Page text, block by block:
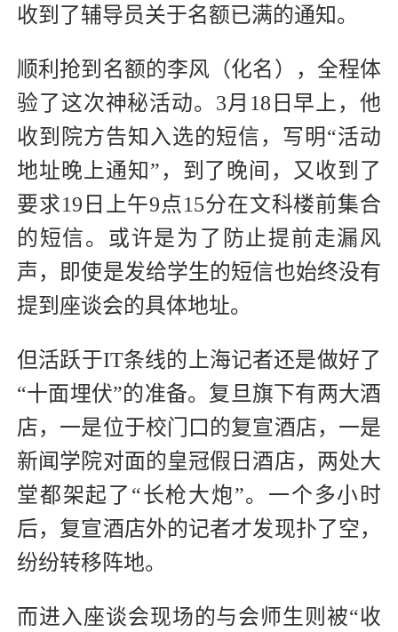
收到了辅导员关于名额已满的通知。
顺利抢到名额的李风（化名），全程体
验了这次神秘活动。3月18日早上，他
收到院方告知入选的短信，写明“活动
地址晚上通知”，到了晚间，又收到了
要求19日上午9点15分在文科楼前集合
的短信。或许是为了防止提前走漏风
声，即使是发给学生的短信也始终没有
提到座谈会的具体地址。
但活跃于IT条线的上海记者还是做好了
“十面埋伏”的准备。复旦旗下有两大酒
店，一是位于校门口的复宣酒店，一是
新闻学院对面的皇冠假日酒店，两处大
堂都架起了“长枪大炮”。一个多小时
后，复宣酒店外的记者才发现扑了空，
纷纷转移阵地。
而进入座谈会现场的与会师生则被“收